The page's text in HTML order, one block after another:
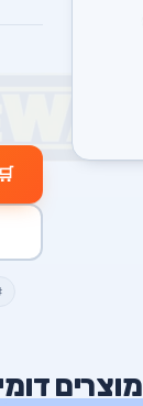
מוצרים